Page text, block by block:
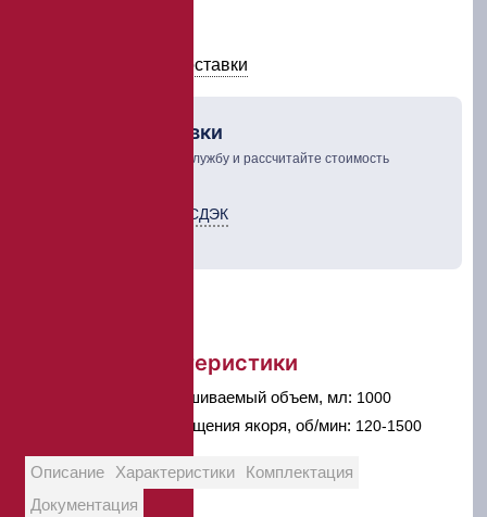
Условия оплаты и доставки
Рассчет доставки
Выберите курьерскую службу и рассчитайте стоимость
Курьерская служба СДЭК
Краткие характеристики
Максимально перемешиваемый объем, мл: 1000
Диапазон частоты вращения якоря, об/мин: 120-1500
Описание Характеристики
Комплектация
Документация